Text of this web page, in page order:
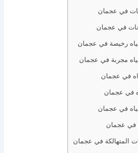
في عجمان
في عجمان
رخيصة في عجمان
مجربة في عجمان
في عجمان
في عجمان
في عجمان
في عجمان
المتهالكة في عجمان